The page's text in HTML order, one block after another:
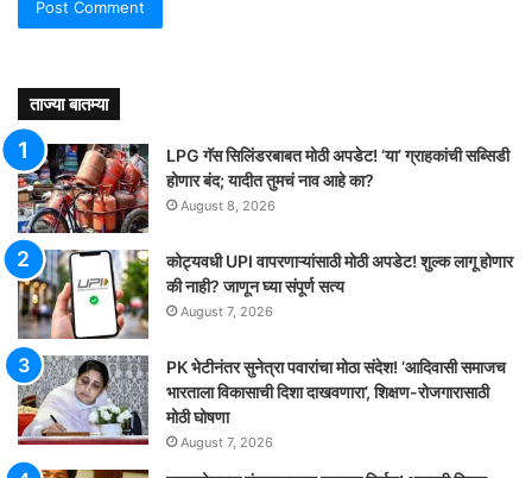
ताज्या बातम्या
LPG गॅस सिलिंडरबाबत मोठी अपडेट! ‘या’ ग्राहकांची सब्सिडी
होणार बंद; यादीत तुमचं नाव आहे का?
August 8, 2026
कोट्यवधी UPI वापरणाऱ्यांसाठी मोठी अपडेट! शुल्क लागू होणार
की नाही? जाणून घ्या संपूर्ण सत्य
August 7, 2026
PK भेटीनंतर सुनेत्रा पवारांचा मोठा संदेश! ‘आदिवासी समाजच
भारताला विकासाची दिशा दाखवणारा’, शिक्षण-रोजगारासाठी
मोठी घोषणा
August 7, 2026